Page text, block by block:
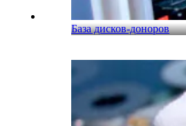
База дисков-доноров